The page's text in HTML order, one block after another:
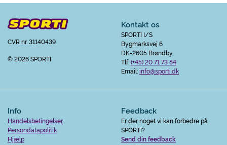
CVR nr. 31140439
© 2026 SPORTI
Kontakt os
SPORTI I/S
Bygmarksvej 6
DK-2605 Brøndby
Tlf:(+45) 20 71 73 84
Email:info@sporti.dk
Info
Handelsbetingelser
Persondatapolitik
Hjælp
Feedback
Er der noget vi kan forbedre på
SPORTI?
Send din feedback